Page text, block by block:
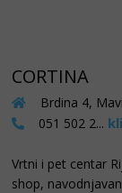
CORTINA
Brdina 4,
051 502 2...
Vrtni i pet centar
shop,